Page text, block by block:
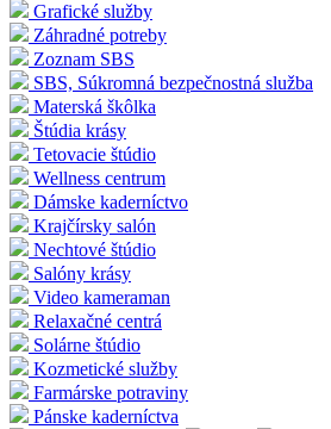
Grafické služby
Záhradné potreby
Zoznam SBS
SBS, Súkromná bezpečnostná služba
Materská škôlka
Štúdia krásy
Tetovacie štúdio
Wellness centrum
Dámske kaderníctvo
Krajčírsky salón
Nechtové štúdio
Salóny krásy
Video kameraman
Relaxačné centrá
Solárne štúdio
Kozmetické služby
Farmárske potraviny
Pánske kaderníctva